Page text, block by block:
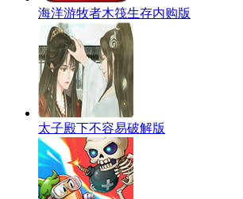
海洋游牧者木筏生存内购版
太子殿下不容易破解版